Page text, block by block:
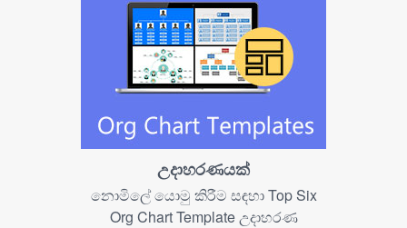
උදාහරණයක්
නොමිලේ යොමු කිරීම සඳහා Top Six
Org Chart Template උදාහරණ